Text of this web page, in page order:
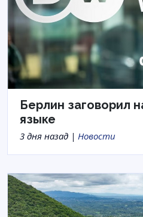
Берлин заговорил
языке
3 дня назад | Новости